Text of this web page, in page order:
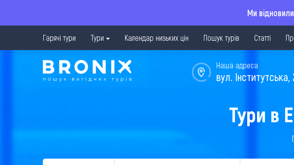
Ми
Гарячі тури Тури Календар низьких цін Пошук турів Статті
Наша адреса
вул.
Тури в